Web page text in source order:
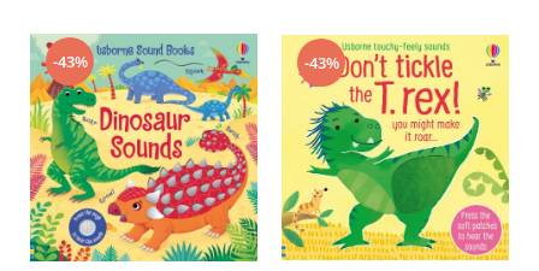
-43% -43%